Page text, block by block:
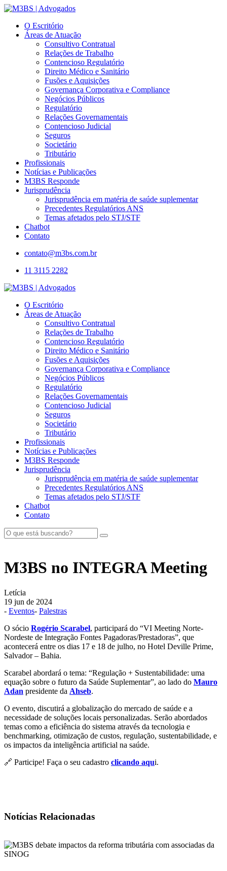
O Escritório
Áreas de Atuação
Consultivo Contratual
Relações de Trabalho
Contencioso Regulatório
Direito Médico e Sanitário
Fusões e Aquisições
Governança Corporativa e Compliance
Negócios Públicos
Regulatório
Relações Governamentais
Contencioso Judicial
Seguros
Societário
Tributário
Profissionais
Notícias e Publicações
M3BS Responde
Jurisprudência
Jurisprudência em matéria de saúde suplementar
Precedentes Regulatórios ANS
Temas afetados pelo STJ/STF
Chatbot
Contato
contato@m3bs.com.br
11 3115 2282
O Escritório
Áreas de Atuação
Consultivo Contratual
Relações de Trabalho
Contencioso Regulatório
Direito Médico e Sanitário
Fusões e Aquisições
Governança Corporativa e Compliance
Negócios Públicos
Regulatório
Relações Governamentais
Contencioso Judicial
Seguros
Societário
Tributário
Profissionais
Notícias e Publicações
M3BS Responde
Jurisprudência
Jurisprudência em matéria de saúde suplementar
Precedentes Regulatórios ANS
Temas afetados pelo STJ/STF
Chatbot
Contato
M3BS no INTEGRA Meeting
Letícia
19 jun de 2024
- Eventos- Palestras
O sócio Rogério Scarabel, participará do “VI Meeting Norte-
Nordeste de Integração Fontes Pagadoras/Prestadoras”, que
acontecerá entre os dias 17 e 18 de julho, no Hotel Deville Prime,
Salvador – Bahia.
Scarabel abordará o tema: “Regulação + Sustentabilidade: uma
equação sobre o futuro da Saúde Suplementar”, ao lado do Mauro
Adan presidente da Ahseb.
O evento, discutirá a globalização do mercado de saúde e a
necessidade de soluções locais personalizadas. Serão abordados
temas como a eficiência do sistema através da tecnologia e
benchmarking, otimização de custos, regulação, sustentabilidade, e
os impactos da inteligência artificial na saúde.
🔗 Participe! Faça o seu cadastro clicando aqui.
Notícias Relacionadas